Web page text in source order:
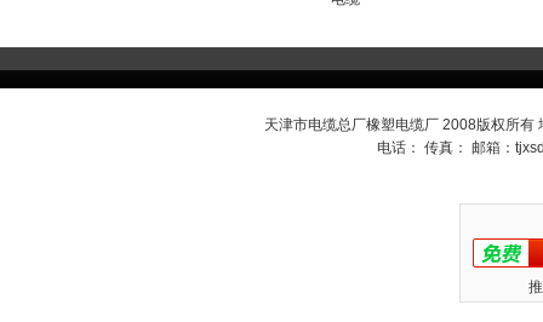
天津市电缆总厂橡塑电缆厂 2008版权所有
电话： 传真： 邮箱：